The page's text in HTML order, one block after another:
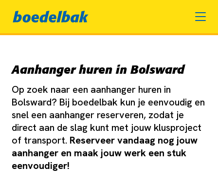
Aanhanger huren in Bolsward
Op zoek naar een aanhanger huren in
Bolsward? Bij boedelbak kun je eenvoudig en
snel een aanhanger reserveren, zodat je
direct aan de slag kunt met jouw klusproject
of transport. Reserveer vandaag nog jouw
aanhanger en maak jouw werk een stuk
eenvoudiger!